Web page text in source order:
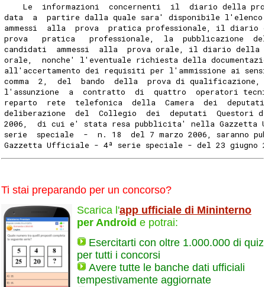
Le  informazioni  concernenti  il  diario della
data  a  partire dalla quale sara' disponibile
ammessi  alla  prova  pratica professionale, il diario
prova   pratica   professionale,  la  pubblicazione
candidati  ammessi  alla  prova orale, il diario della
orale,  nonche' l'eventuale richiesta della
all'accertamento dei requisiti per l'ammissione ai
comma  2,  del  bando  della  prova di qualificazione,
l'assunzione  a  contratto  di  quattro  operatori
reparto  rete  telefonica  della  Camera  dei
deliberazione  del  Collegio  dei  deputati  Questori
2006,  di cui e' stata resa pubblicita' nella Gazzetta
serie  speciale  -  n. 18  del 7 marzo 2006, saranno
Gazzetta Ufficiale - 4ª serie speciale - del 23 giugno
Ti stai preparando per un concorso?
Scarica l'app ufficiale di Mininterno
per Android e potrai:
Esercitarti con oltre 1.000.000 di quiz
per tutti i concorsi
Avere tutte le banche dati ufficiali
tempestivamente aggiornate